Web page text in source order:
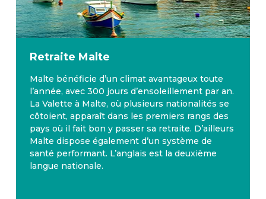
Retraite Malte
Malte bénéficie d’un climat avantageux toute
l’année, avec 300 jours d’ensoleillement par an.
La Valette à Malte, où plusieurs nationalités se
côtoient, apparaît dans les premiers rangs des
pays où il fait bon y passer sa retraite. D’ailleurs
Malte dispose également d’un système de
santé performant. L’anglais est la deuxième
langue nationale.